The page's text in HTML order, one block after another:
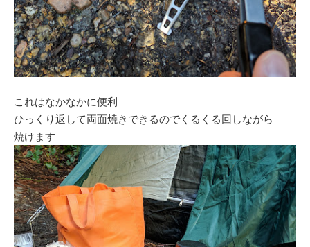
これはなかなかに便利
ひっくり返して両面焼きできるのでくるくる回しながら
焼けます